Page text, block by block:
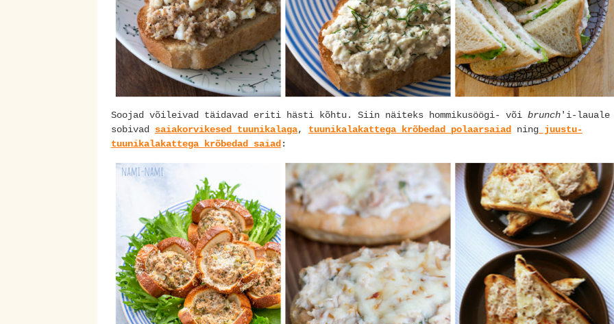
Soojad võileivad täidavad eriti hästi kõhtu. Siin näiteks hommikusöögi- või brunch'i-lauale
sobivad saiakorvikesed tuunikalaga, tuunikalakattega krõbedad polaarsaiad ning juustu-
tuunikalakattega krõbedad saiad :